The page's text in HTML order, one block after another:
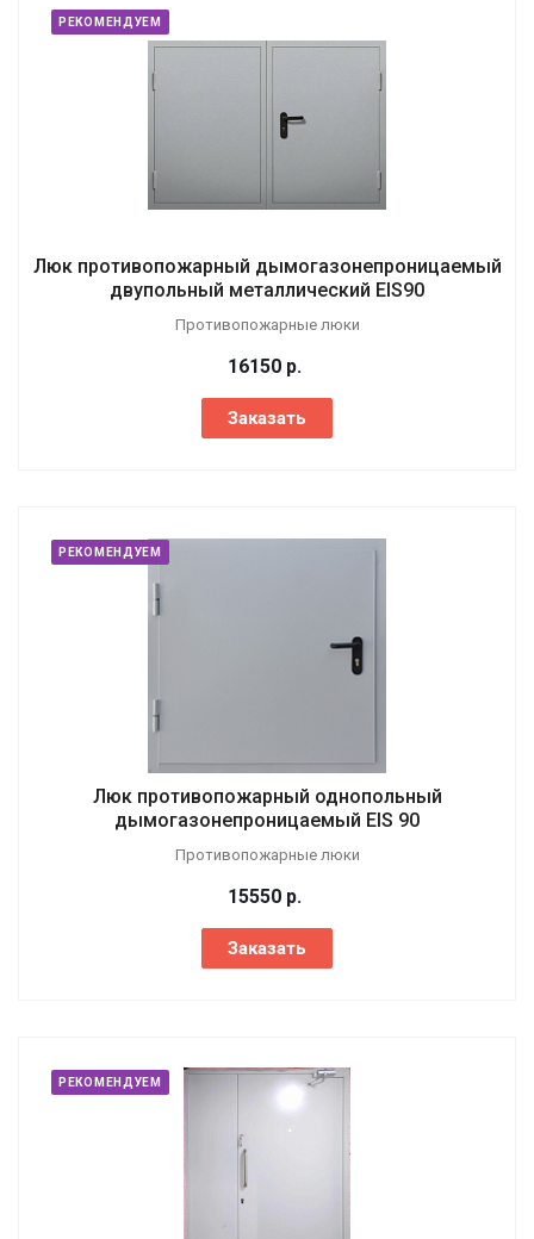
РЕКОМЕНДУЕМ
Люк противопожарный дымогазонепроницаемый
двупольный металлический EIS90
Противопожарные люки
16150 р.
Заказать
РЕКОМЕНДУЕМ
Люк противопожарный однопольный
дымогазонепроницаемый EIS 90
Противопожарные люки
15550 р.
Заказать
РЕКОМЕНДУЕМ